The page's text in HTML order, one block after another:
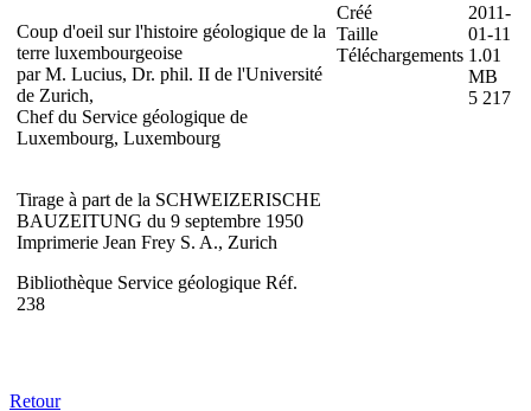
Coup d'oeil sur l'histoire géologique de la
terre luxembourgeoise
par M. Lucius, Dr. phil. II de l'Université
de Zurich,
Chef du Service géologique de
Luxembourg, Luxembourg
Tirage à part de la SCHWEIZERISCHE
BAUZEITUNG du 9 septembre 1950
Imprimerie Jean Frey S. A., Zurich
Bibliothèque Service géologique Réf.
238
Créé
Taille
Téléchargements
2011-
01-11
1.01
MB
5 217
Retour